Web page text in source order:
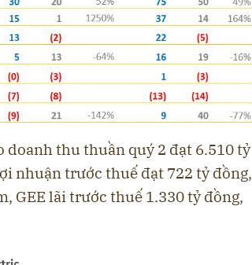
doanh thu thuần quý 2 đạt 6.510 tỷ
nhuận trước thuế đạt 722 tỷ đồng,
GEE lãi trước thuế 1.330 tỷ đồng,